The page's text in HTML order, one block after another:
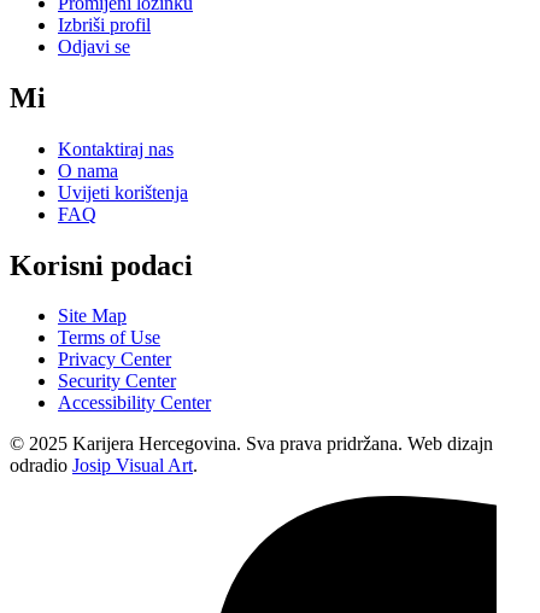
Izbriši profil
Odjavi se
Mi
Kontaktiraj nas
O nama
Uvijeti korištenja
FAQ
Korisni podaci
Site Map
Terms of Use
Privacy Center
Security Center
Accessibility Center
© 2025 Karijera Hercegovina. Sva prava pridržana. Web dizajn
odradio Josip Visual Art.